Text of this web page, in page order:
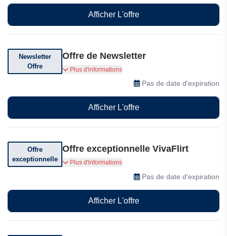
respectueux pour des rencontres en toute
sérénité.Afficher L'offre
Newsletter
Offre
Offre de Newsletter
Abonnez-vous à leur newsletter pour des
réductions exclusives, des offres et des
Plus d'informations
Pas de date d'expiration
Afficher L'offre
Offre
exceptionnelle
Offre exceptionnelle VivaFlirt
Profitez d'offres exceptionnelles sur Vivaflirt
Plus d'informations
Pas de date d'expiration
Afficher L'offre